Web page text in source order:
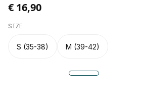
€ 16,90
SIZE
S (35-38) M (39-42)